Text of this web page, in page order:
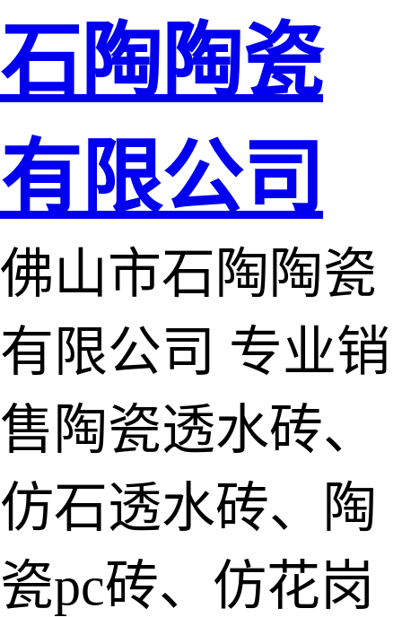
石陶陶瓷
有限公司
佛山市石陶陶瓷
有限公司 专业销
售陶瓷透水砖、
仿石透水砖、陶
瓷pc砖、仿花岗